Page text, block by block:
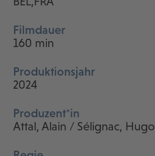
Filmdauer
160 min
Produktionsjahr
2024
Produzent*in
Attal, Alain / Sélignac, Hugo